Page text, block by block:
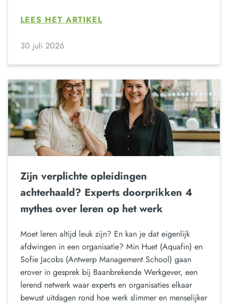
LEES HET ARTIKEL
30 juli 2026
Zijn verplichte opleidingen
achterhaald? Experts doorprikken 4
mythes over leren op het werk
Moet leren altijd leuk zijn? En kan je dat eigenlijk
afdwingen in een organisatie? Min Huet (Aquafin) en
Sofie Jacobs (Antwerp Management School) gaan
erover in gesprek bij Baanbrekende Werkgever, een
lerend netwerk waar experts en organisaties elkaar
bewust uitdagen rond hoe werk slimmer en menselijker